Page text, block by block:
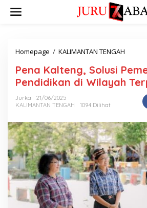
Homepage / KALIMANTAN TENGAH
Pena Kalteng, Solusi
Pendidikan di Wilayah
Jurka
21/06/2025
KALIMANTAN TENGAH
1094 Dilihat